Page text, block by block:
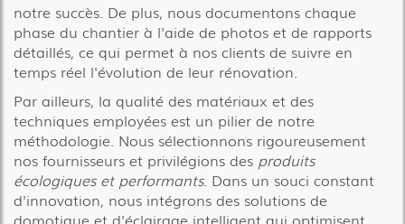
notre succès. De plus, nous documentons chaque
phase du chantier à l'aide de photos et de rapports
détaillés, ce qui permet à nos clients de suivre en
temps réel l'évolution de leur rénovation.
Par ailleurs, la qualité des matériaux et des
techniques employées est un pilier de notre
méthodologie. Nous sélectionnons rigoureusement
nos fournisseurs et privilégions des produits
écologiques et performants. Dans un souci constant
d'innovation, nous intégrons des solutions de
domotique et d'éclairage intelligent qui optimisent